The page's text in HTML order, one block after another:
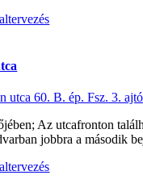
utca 60. B. ép. Fsz. 3. ajtó
Az utcafronton
jobbra a második